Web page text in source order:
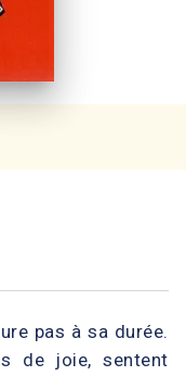
pas à sa durée.
de joie, sentent